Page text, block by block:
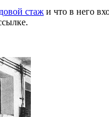
стаж и что в него